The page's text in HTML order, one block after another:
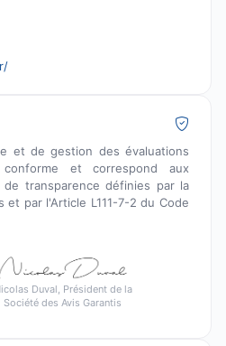
et de gestion des évaluations
et correspond aux
transparence définies par la
et par l'Article L111-7-2 du Code
Duval, Président de la
Société des Avis Garantis